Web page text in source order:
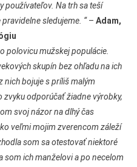
používateľov. Na trh sa teší
sledujeme. “– Adam,
polovicu mužskej populácie.
skupín bez ohľadu na ich
nich bojuje s príliš malým
odporúčať žiadne výrobky,
svoj názor na dlhý čas
veľmi mojim zverencom záleží
som sa otestovať niektoré
som ich manželovi a po necelom